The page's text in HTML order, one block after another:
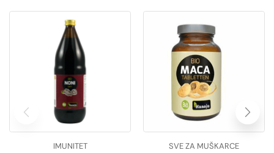
IMUNITET SVE ZA MUŠKARCE